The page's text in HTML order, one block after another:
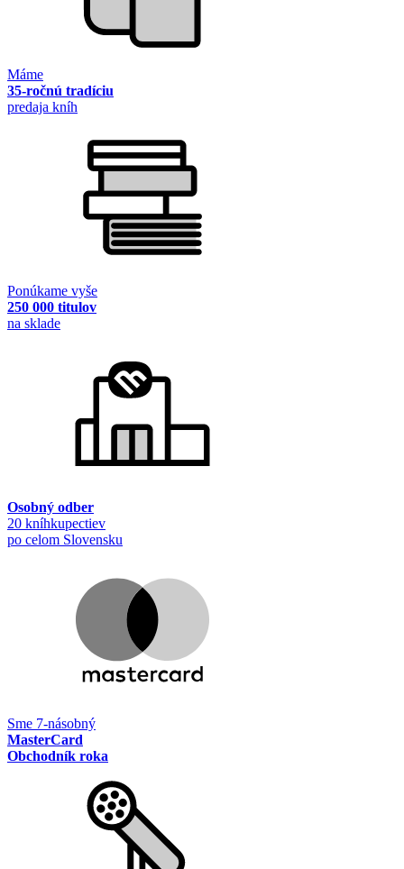
Máme
35-ročnú tradíciu
predaja kníh
Ponúkame vyše
250 000 titulov
na sklade
Osobný odber
20 kníhkupectiev
po celom Slovensku
Sme 7-násobný
MasterCard
Obchodník roka